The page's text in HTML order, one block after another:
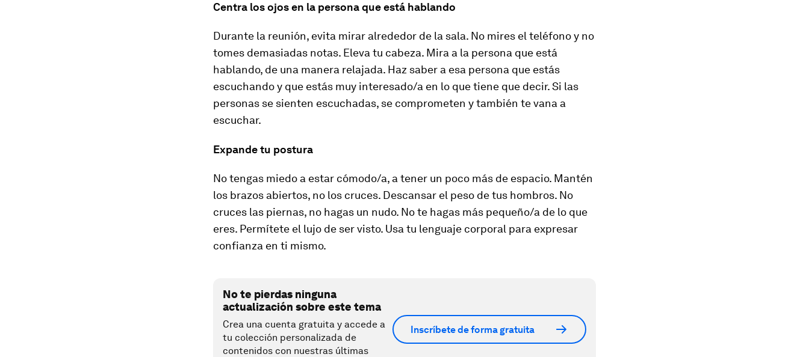
Centra los ojos en la persona que está hablando
Durante la reunión, evita mirar alrededor de la sala. No mires el teléfono y no
tomes demasiadas notas. Eleva tu cabeza. Mira a la persona que está
hablando, de una manera relajada. Haz saber a esa persona que estás
escuchando y que estás muy interesado/a en lo que tiene que decir. Si las
personas se sienten escuchadas, se comprometen y también te vana a
escuchar.
Expande tu postura
No tengas miedo a estar cómodo/a, a tener un poco más de espacio. Mantén
los brazos abiertos, no los cruces. Descansar el peso de tus hombros. No
cruces las piernas, no hagas un nudo. No te hagas más pequeño/a de lo que
eres. Permítete el lujo de ser visto. Usa tu lenguaje corporal para expresar
confianza en ti mismo.
No te pierdas ninguna
actualización sobre este tema
Crea una cuenta gratuita y accede a
tu colección personalizada de
contenidos con nuestras últimas
Inscríbete de forma gratuita